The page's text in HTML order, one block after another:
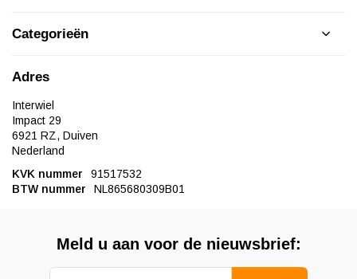
Categorieën
Adres
Interwiel
Impact 29
6921 RZ, Duiven
Nederland
KVK nummer
91517532
BTW nummer
NL865680309B01
Meld u aan voor de nieuwsbrief: